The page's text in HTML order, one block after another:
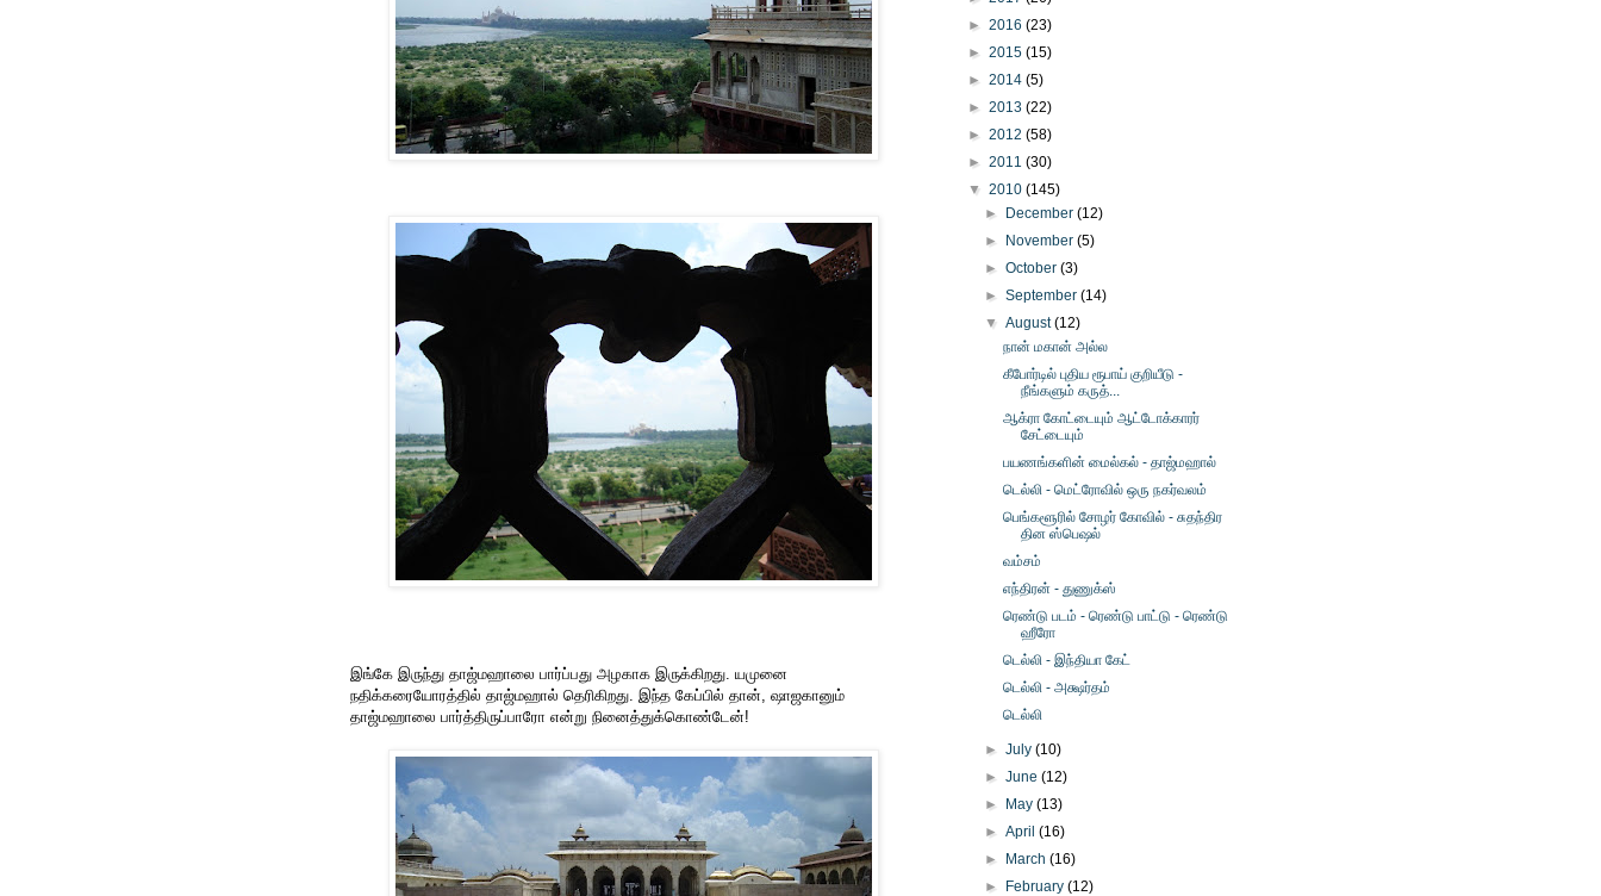
இங்கே இருந்து தாஜ்மஹாலை பார்ப்பது அழகாக இருக்கிறது. யமுனை
நதிக்கரையோரத்தில் தாஜ்மஹால் தெரிகிறது. இந்த கேப்பில் தான், ஷாஜகானும்
தாஜ்மஹாலை பார்த்திருப்பாரோ என்று நினைத்துக்கொண்டேன்!
► 2016 (23)
► 2015 (15)
► 2014 (5)
► 2013 (22)
► 2012 (58)
► 2011 (30)
▼ 2010 (145)
►
December(12)
►
November(5)
►October(3)
►September(14)
▼August(12)
நான் மகான் அல்ல
கீபோர்டில் புதிய ரூபாய் குறியீடு -
நீங்களும் கருத்...
ஆக்ரா கோட்டையும் ஆட்டோக்காரர்
சேட்டையும்
பயணங்களின் மைல்கல் - தாஜ்மஹால்
டெல்லி - மெட்ரோவில் ஒரு நகர்வலம்
பெங்களூரில் சோழர் கோவில் - சுதந்திர
தின ஸ்பெஷல்
வம்சம்
எந்திரன் - துணுக்ஸ்
ரெண்டு படம் - ரெண்டு பாட்டு - ரெண்டு
ஹீரோ
டெல்லி - இந்தியா கேட்
டெல்லி - அக்ஷர்தம்
டெல்லி
►July(10)
►June(12)
►
May(13)
►April(16)
►
March(16)
►
February(12)